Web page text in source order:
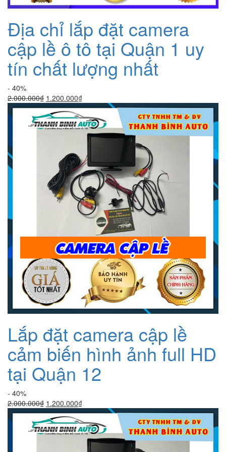
Địa chỉ lắp đặt camera
cập lề ô tô tại Quận 1 uy
tín chất lượng nhất
- 40%
2.000.000₫ Giá
gốc
là:
2.000.000₫.
1.200.000₫Giá
hiện
tại
là:
1.200.000₫.
Lắp đặt camera cập lề
cảm biến hình ảnh full HD
tại Quận 12
- 40%
2.000.000₫ Giá
gốc
là:
2.000.000₫.
1.200.000₫Giá
hiện
tại
là:
1.200.000₫.